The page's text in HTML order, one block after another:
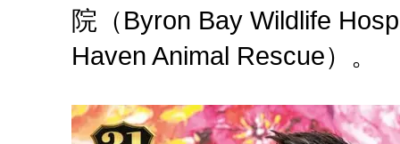
院（Byron Bay Wildlife
Haven Animal Rescue）。